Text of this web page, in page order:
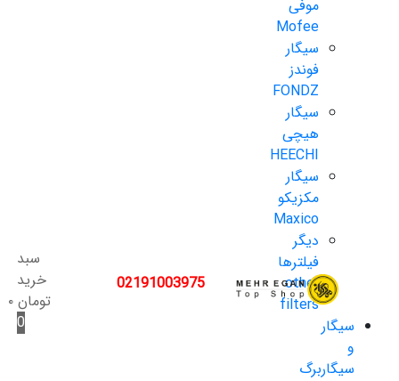
موفی
Mofee
سیگار
فوندز
FONDZ
سیگار
هیچی
HEECHI
سیگار
مکزیکو
Maxico
دیگر
فیلترها
other
filters
سیگار
و
سیگاربرگ
02191003975
سبد
خرید
تومان۰
0